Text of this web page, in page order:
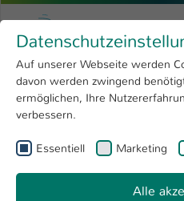
Menu
Forschung
Hochschule
International
Zum Hauptinhalt springen
Hochschule
Sie sind hier:
Profil
Vision & Leitbild der
Kaiserslautern
Auf unserer Webseite werden
davon werden zwingend
ermöglichen, Ihre
verbessern.
Essentiell Marketing
Alle